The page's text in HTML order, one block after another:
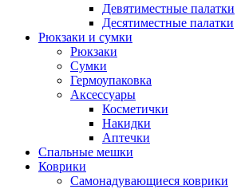
Девятиместные палатки
Десятиместные палатки
Рюкзаки и сумки
Рюкзаки
Сумки
Гермоупаковка
Аксессуары
Косметички
Накидки
Аптечки
Спальные мешки
Коврики
Самонадувающиеся коврики